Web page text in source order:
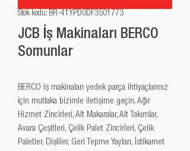
Stok kodu: BR-41YPD0DF3501773
JCB İş Makinaları BERCO
Somunlar
BERCO iş makinaları yedek parça ihtiyaçlarınız
için mutlaka bizimle iletişime geçin. Ağır
Hizmet Zincirleri, Alt Makaralar, Alt Takımlar,
Avara Çeşitleri, Çelik Palet Zincirleri, Çelik
Paletler, Dişliler, Geri Tepme Yayları, İstikamet